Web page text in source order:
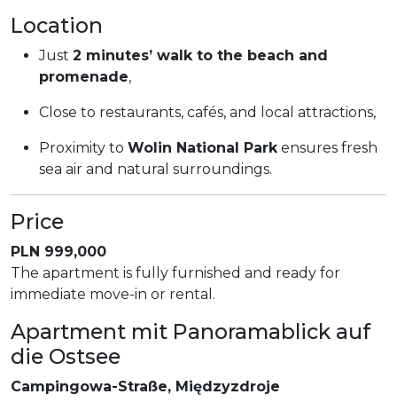
Location
Just 2 minutes’ walk to the beach and
promenade,
Close to restaurants, cafés, and local attractions,
Proximity to Wolin National Parkensures fresh
sea air and natural surroundings.
Price
PLN 999,000
The apartment is fully furnished and ready for
immediate move-in or rental.
Apartment mit Panoramablick auf
die Ostsee
Campingowa-Straße, Międzyzdroje